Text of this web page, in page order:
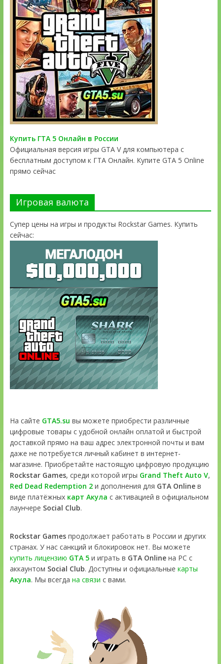
Купить ГТА 5 Онлайн в России
Официальная версия игры GTA V для компьютера с
бесплатным доступом к ГТА Онлайн. Купите GTA 5 Online
прямо сейчас
Игровая валюта
Супер цены на игры и продукты Rockstar Games. Купить
сейчас:
На сайте GTA5.su вы можете приобрести различные
цифровые товары с удобной онлайн оплатой и быстрой
доставкой прямо на ваш адрес электронной почты и вам
даже не потребуется личный кабинет в интернет-
магазине. Приобретайте настоящую цифровую продукцию
Rockstar Games, среди которой игры Grand Theft Auto V,
Red Dead Redemption 2и дополнения для GTA Onlineв
виде платёжных карт Акула с активацией в официальном
лаунчере Social Club.
Rockstar Gamesпродолжает работать в России и других
странах. У нас санкций и блокировок нет. Вы можете
купить лицензию GTA 5и играть в GTA Onlineна PC с
аккаунтом Social Club. Доступны и официальные карты
Акула. Мы всегда на связи с вами.